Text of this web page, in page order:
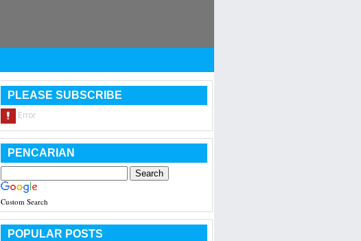
PLEASE SUBSCRIBE
PENCARIAN
Custom Search
POPULAR POSTS